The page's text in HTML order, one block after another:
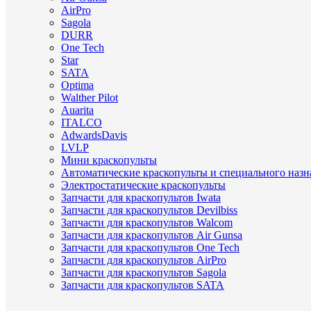
AirPro
Sagola
DURR
One Tech
Star
SATA
Optima
Walther Pilot
Auarita
ITALCO
AdwardsDavis
LVLP
Мини краскопульты
Автоматические краскопульты и специального
Электростатические краскопульты
Запчасти для краскопультов Iwata
Запчасти для краскопультов Devilbiss
Запчасти для краскопультов Walcom
Запчасти для краскопультов Air Gunsa
Запчасти для краскопультов One Tech
Запчасти для краскопультов AirPro
Запчасти для краскопультов Sagola
Запчасти для краскопультов SATA